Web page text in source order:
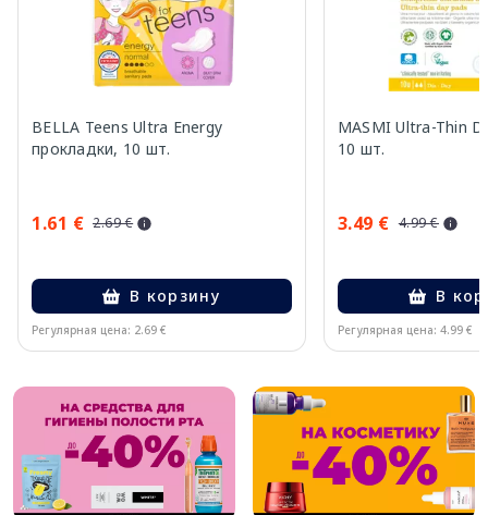
BELLA Teens Ultra Energy
прокладки, 10 шт.
1.61 € 2.69 €
В корзину
Регулярная цена: 2.69 €
MASMI Ultra-Thin
10 шт.
3.49 € 4.99 €
В
Регулярная цена: 4.99 €